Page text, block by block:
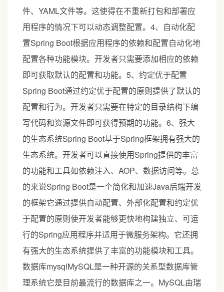
件、YAML文件等。这使得在不重新打包和部署应
用程序的情况下可以动态调整配置。4、自动化配
置Spring Boot根据应用程序的依赖和配置自动化地
配置各种功能模块。开发者只需要添加相应的依赖
即可获取默认的配置和功能。5、约定优于配置
Spring Boot通过约定优于配置的原则提供了默认的
配置和行为。开发者只需要在特定的目录结构下编
写代码和资源文件即可获得预期的功能。6、强大
的生态系统Spring Boot基于Spring框架拥有强大的
生态系统。开发者可以直接使用Spring提供的丰富
的功能和工具如依赖注入、AOP、数据访问等。总
的来说Spring Boot是一个简化和加速Java后端开发
的框架它通过提供自动配置、外部化配置和约定优
于配置的原则使开发者能够更快地构建独立、可运
行的Spring应用程序并适用于微服务架构。它还拥
有强大的生态系统提供了丰富的功能模块和工具。
数据库mysqlMySQL是一种开源的关系型数据库管
理系统它是目前最流行的数据库之一。MySQL由瑞